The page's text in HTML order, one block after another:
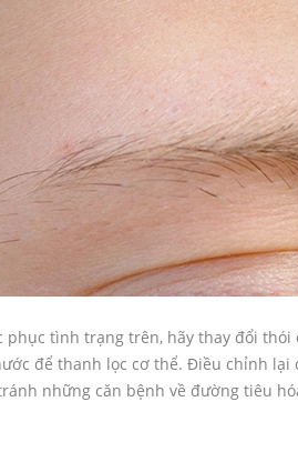
phục tình trạng trên, hãy thay đổi
để thanh lọc cơ thể. Điều chỉnh
những căn bệnh về đường tiêu